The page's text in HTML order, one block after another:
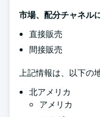
市場、配分チャネル
直接販売
間接販売
上記情報は、以下の
北アメリカ
アメリカ